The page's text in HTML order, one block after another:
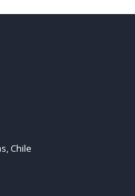
Chile